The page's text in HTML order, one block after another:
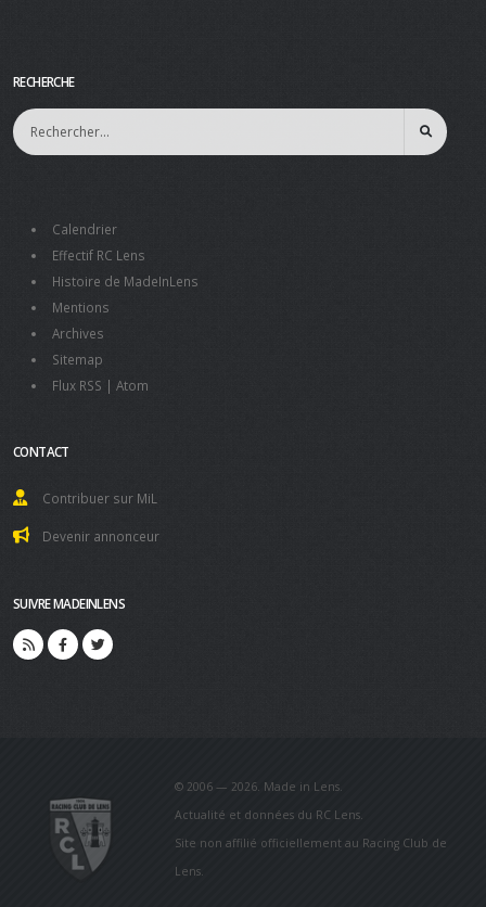
RECHERCHE
Calendrier
Effectif RC Lens
Histoire de MadeInLens
Mentions
Archives
Sitemap
Flux RSS | Atom
CONTACT
Contribuer sur MiL
Devenir annonceur
SUIVRE MADEINLENS
© 2006 — 2026. Made in Lens.
Actualité et données du RC Lens.
Site non affilié officiellement au Racing Club de
Lens.